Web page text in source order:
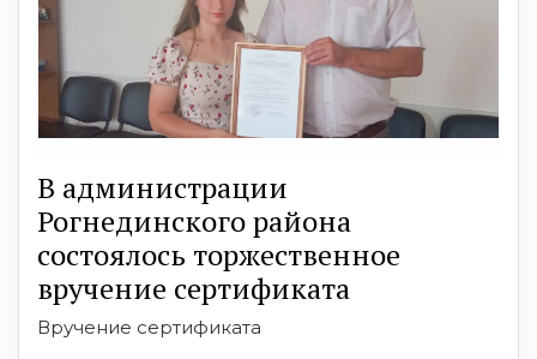
В администрации
Рогнединского района
состоялось торжественное
вручение сертификата
Вручение сертификата